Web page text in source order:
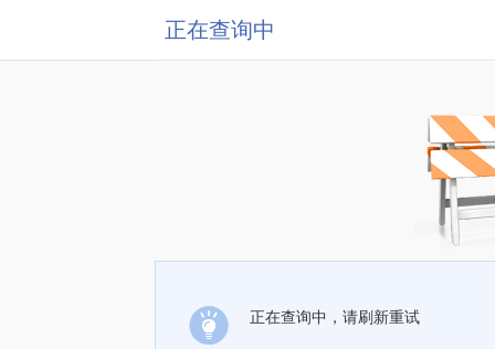
正在查询中
正在查询中，请刷新重试